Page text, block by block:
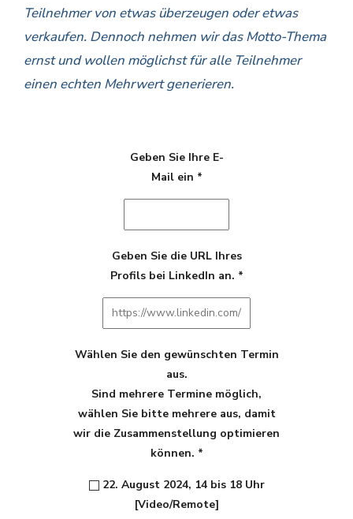
Teilnehmer von etwas überzeugen oder etwas
verkaufen. Dennoch nehmen wir das Motto-Thema
ernst und wollen möglichst für alle Teilnehmer
einen echten Mehrwert generieren.
Geben Sie Ihre E-
Mail ein *
Geben Sie die URL Ihres
Profils bei LinkedIn an. *
Wählen Sie den gewünschten Termin
aus.
Sind mehrere Termine möglich,
wählen Sie bitte mehrere aus, damit
wir die Zusammenstellung optimieren
können. *
22. August 2024, 14 bis 18 Uhr
[Video/Remote]